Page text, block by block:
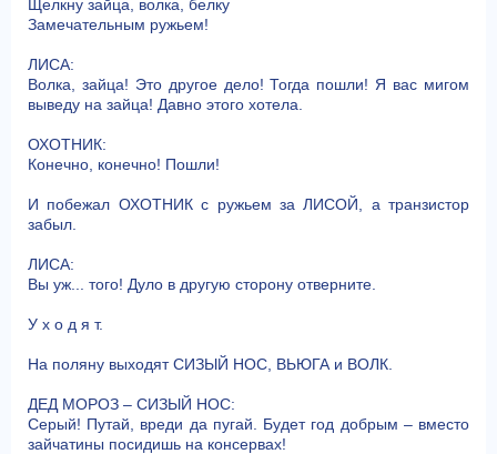
Щелкну зайца, волка, белку
Замечательным ружьем!
ЛИСА:
Волка, зайца! Это другое дело! Тогда пошли! Я вас мигом
выведу на зайца! Давно этого хотела.
ОХОТНИК:
Конечно, конечно! Пошли!
И побежал ОХОТНИК с ружьем за ЛИСОЙ, а транзистор
забыл.
ЛИСА:
Вы уж... того! Дуло в другую сторону отверните.
У х о д я т.
На поляну выходят СИЗЫЙ НОС, ВЬЮГА и ВОЛК.
ДЕД МОРОЗ – СИЗЫЙ НОС:
Серый! Путай, вреди да пугай. Будет год добрым – вместо
зайчатины посидишь на консервах!